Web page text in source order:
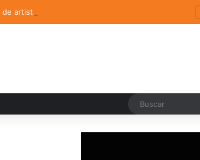
artistas emergentes y consolidados